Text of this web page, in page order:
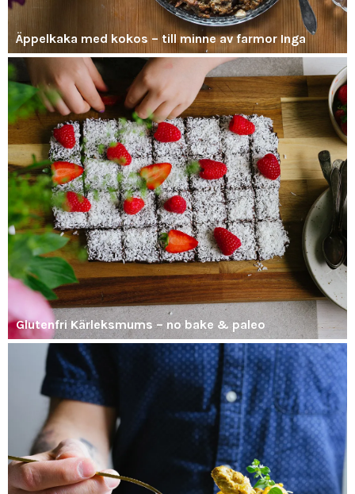
Äppelkaka med kokos – till minne av farmor Inga
Glutenfri Kärleksmums – no bake & paleo